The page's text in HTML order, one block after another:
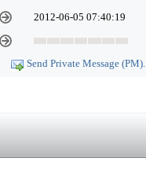
2012-06-05 07:40:19
Send Private Message (PM).